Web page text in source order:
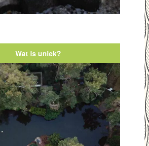
Wat is uniek?